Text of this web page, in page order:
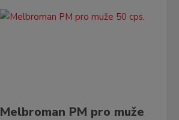
Melbroman PM pro muže